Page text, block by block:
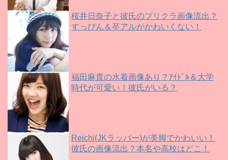
桜井日奈子と彼氏のプリクラ画像流出？
すっぴん＆卒アルがかわいくない！
福田麻貴の水着画像あり？ｱｲﾄﾞﾙ＆大学
時代が可愛い！彼氏がいる？
Reichi(JKラッパー)が美脚でかわいい！
彼氏の画像流出？本名や高校はどこ！